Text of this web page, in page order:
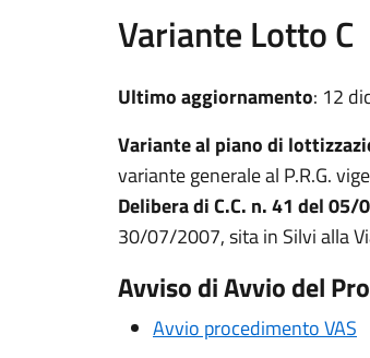
Variante Lotto C
Ultimo aggiornamento: 12
Variante al piano di
variante generale al P.R.G.
Delibera di C.C. n. 41 del 05/
30/07/2007, sita in Silvi alla
Avviso di Avvio del
Avvio procedimento VAS